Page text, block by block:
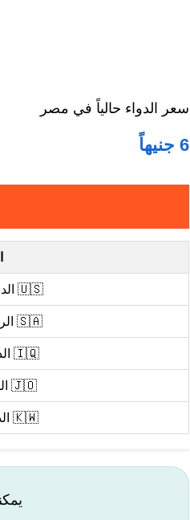
سعر الدواء حالياً في مصر
6 جنيهاً
🇺🇸 الدولار الأمريكي
🇸🇦 الريال السعودي
🇮🇶 الدينار العراقي
🇯🇴 الدينار الأردني
🇰🇼 الدينار الكويتي